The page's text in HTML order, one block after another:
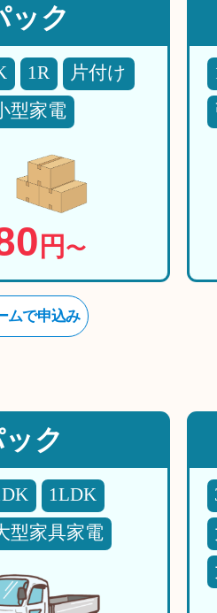
ック
1R
片付け
型家電
円 〜
ムで申込み
ク
1LDK
型家具家電